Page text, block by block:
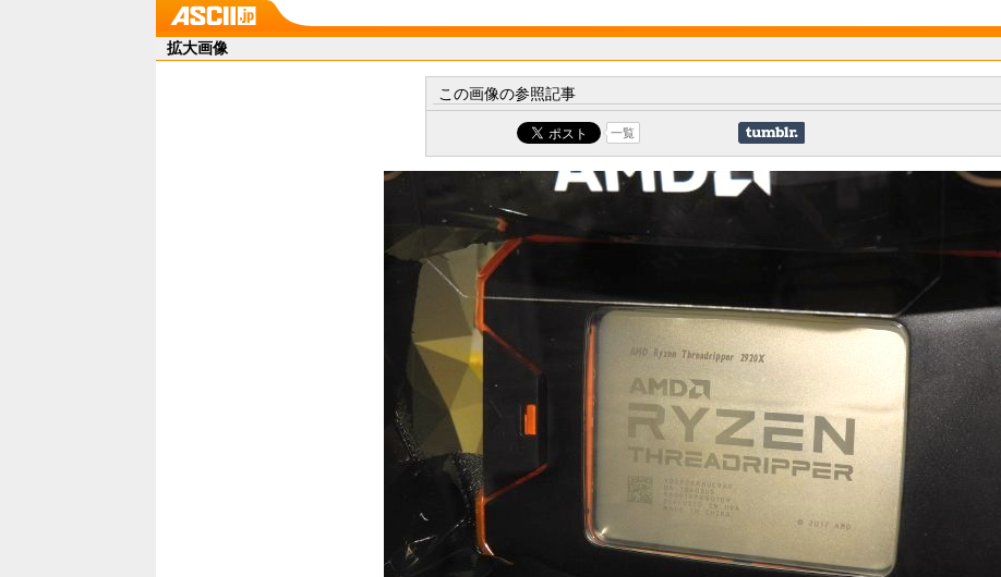
拡大画像
この画像の参照記事
一覧